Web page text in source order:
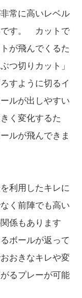
常に高いレベル
です。 カットで
が飛んでくるた
つ切りカット」
すように切るイ
ルが出しやすい
く変化するた
ルが飛んできま
利用したキレに
く前陣でも高い
係もあります
ボールが返って
おきなキレや変
るプレーが可能